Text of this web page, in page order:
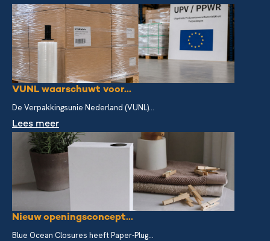
VUNL waarschuwt voor...
De Verpakkingsunie Nederland (VUNL)...
Lees meer
Nieuw openingsconcept...
Blue Ocean Closures heeft Paper-Plug...